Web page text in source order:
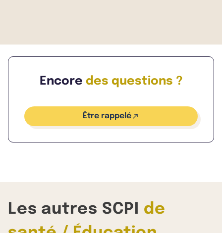
Encore des questions ?
Être rappelé
Les autres SCPI de